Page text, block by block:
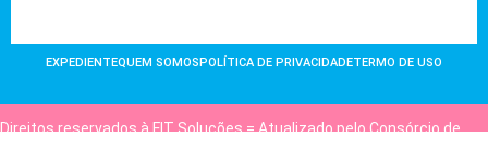
EXPEDIENTEQUEM SOMOS POLÍTICA DE PRIVACIDADETERMO DE USO
Direitos reservados à FIT Soluções = Atualizado pelo Consórcio de